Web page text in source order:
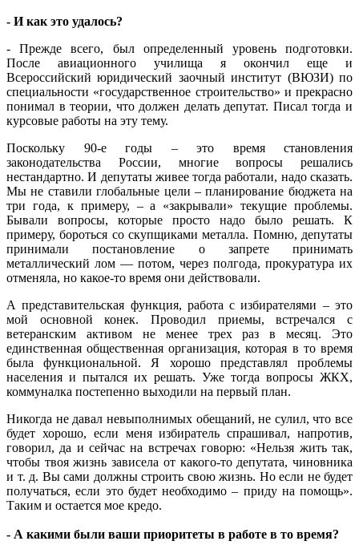
- И как это удалось?
- Прежде всего, был определенный уровень подготовки.
После авиационного училища я окончил еще и
Всероссийский юридический заочный институт (ВЮЗИ) по
специальности «государственное строительство» и прекрасно
понимал в теории, что должен делать депутат. Писал тогда и
курсовые работы на эту тему.
Поскольку 90-е годы – это время становления
законодательства России, многие вопросы решались
нестандартно. И депутаты живее тогда работали, надо сказать.
Мы не ставили глобальные цели – планирование бюджета на
три года, к примеру, – а «закрывали» текущие проблемы.
Бывали вопросы, которые просто надо было решать. К
примеру, бороться со скупщиками металла. Помню, депутаты
принимали постановление о запрете принимать
металлический лом — потом, через полгода, прокуратура их
отменяла, но какое-то время они действовали.
А представительская функция, работа с избирателями – это
мой основной конек. Проводил приемы, встречался с
ветеранским активом не менее трех раз в месяц. Это
единственная общественная организация, которая в то время
была функциональной. Я хорошо представлял проблемы
населения и пытался их решать. Уже тогда вопросы ЖКХ,
коммуналка постепенно выходили на первый план.
Никогда не давал невыполнимых обещаний, не сулил, что все
будет хорошо, если меня избиратель спрашивал, напротив,
говорил, да и сейчас на встречах говорю: «Нельзя жить так,
чтобы твоя жизнь зависела от какого-то депутата, чиновника
и т. д. Вы сами должны строить свою жизнь. Но если не будет
получаться, если это будет необходимо – приду на помощь».
Таким и остается мое кредо.
- А какими были ваши приоритеты в работе в то время?